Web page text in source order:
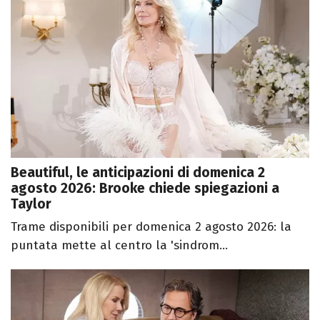
Beautiful, le anticipazioni di domenica 2
agosto 2026: Brooke chiede spiegazioni a
Taylor
Trame disponibili per domenica 2 agosto 2026: la
puntata mette al centro la 'sindrom...